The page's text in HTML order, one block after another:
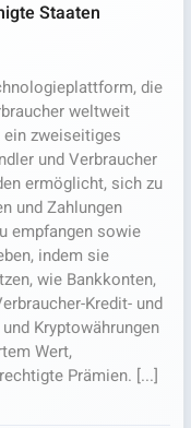
Staaten
die
weltweit
zweiseitiges
und Verbraucher
ermöglicht, sich zu
und Zahlungen
empfangen sowie
indem sie
wie Bankkonten,
Kredit- und
Kryptowährungen
Wert,
Prämien. [...]